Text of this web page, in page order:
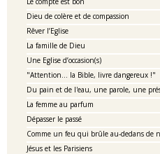
Dieu de colère et de compassion
Rêver l’Eglise
La famille de Dieu
Une Eglise d’occasion(s)
"Attention... la Bible, livre dangereux !"
Du pain et de l'eau, une parole, une
La femme au parfum
Dépasser le passé
Comme un feu qui brûle au-dedans de
Jésus et les Parisiens